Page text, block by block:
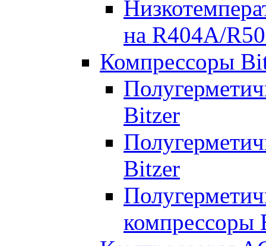
на R404A/
Компрессоры
Bitzer
Bitzer
компрессоры